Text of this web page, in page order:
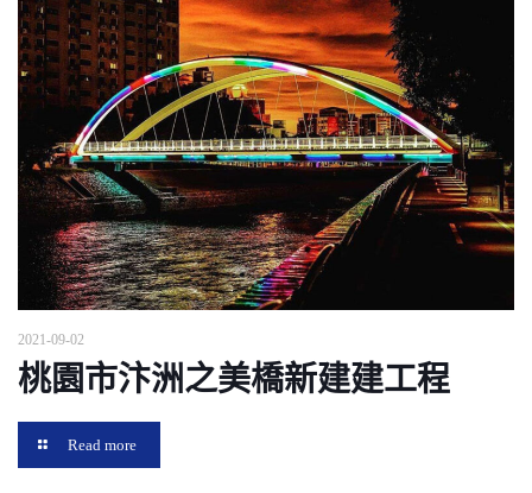
2021-09-02
桃園市汴洲之美橋新建建工程
Read more